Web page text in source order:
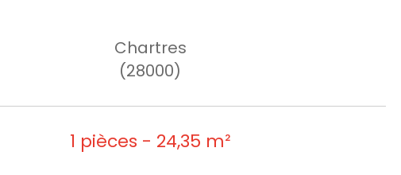
Chartres
(28000)
1 pièces - 24,35 m²